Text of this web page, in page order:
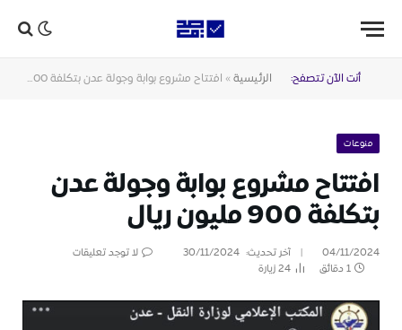
أنت الآن تتصفح: الرئيسية » افتتاح مشروع بوابة وجولة عدن بتكلفة 900 مليون ريال
منوعات
افتتاح مشروع بوابة وجولة عدن
بتكلفة 900 مليون ريال
04/11/2024 آخر تحديث: 30/11/2024
لا توجد تعليقات
1 دقائق
24زيارة